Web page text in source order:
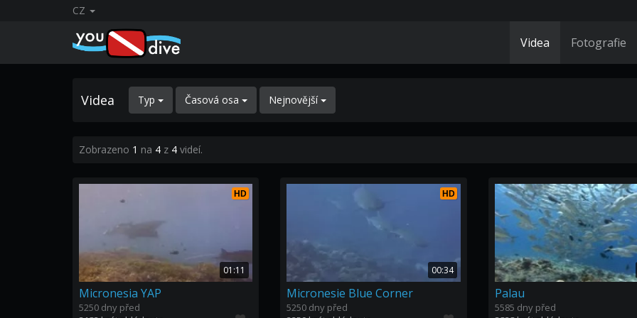
CZ
Videa Fotografie
Videa Typ Časová osa Nejnovější
Zobrazeno 1 na 4 z 4 videí.
HD
01:11
Micronesia YAP
5250 dny před
HD
00:34
Micronesie Blue Corner
5250 dny před
Palau
5585 dny před